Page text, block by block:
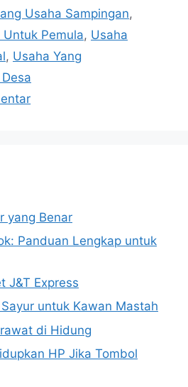
Usaha Sampingan,
Pemula, Usaha
, Usaha Yang
yang Benar
Panduan Lengkap untuk
J&T Express
untuk Kawan Mastah
di Hidung
HP Jika Tombol